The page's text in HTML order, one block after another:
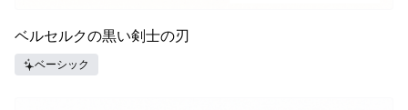
ベルセルクの黒い剣士の刃
ベーシック